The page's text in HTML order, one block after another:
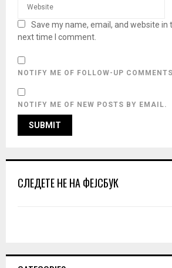
Save my name, email, and website in
next time I comment.
NOTIFY ME OF FOLLOW-UP
NOTIFY ME OF NEW POSTS BY EMAIL.
СЛЕДЕТЕ НЕ НА ФЕЈСБУК